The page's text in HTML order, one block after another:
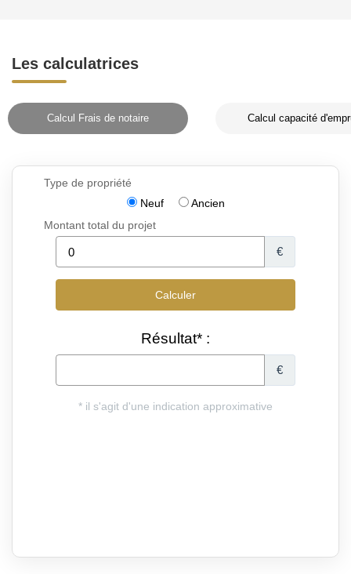
Les calculatrices
Calcul Frais de notaire Calcul capacité